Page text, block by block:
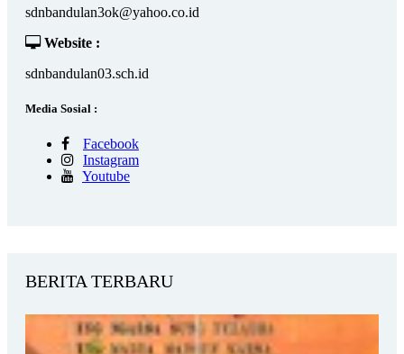
sdnbandulan3ok@yahoo.co.id
Website :
sdnbandulan03.sch.id
Media Sosial :
Facebook
Instagram
Youtube
BERITA TERBARU